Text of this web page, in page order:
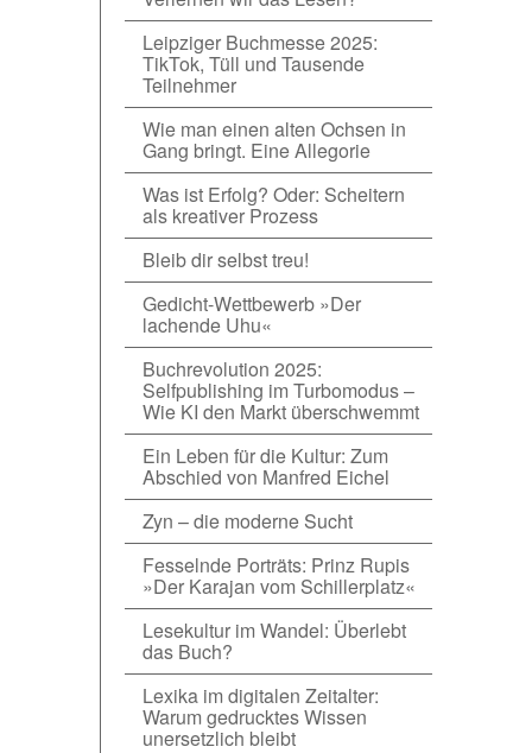
Leipziger Buchmesse 2025:
TikTok, Tüll und Tausende
Teilnehmer
Wie man einen alten Ochsen in
Gang bringt. Eine Allegorie
Was ist Erfolg? Oder: Scheitern
als kreativer Prozess
Bleib dir selbst treu!
Gedicht-Wettbewerb »Der
lachende Uhu«
Buchrevolution 2025:
Selfpublishing im Turbomodus –
Wie KI den Markt überschwemmt
Ein Leben für die Kultur: Zum
Abschied von Manfred Eichel
Zyn – die moderne Sucht
Fesselnde Porträts: Prinz Rupis
»Der Karajan vom Schillerplatz«
Lesekultur im Wandel: Überlebt
das Buch?
Lexika im digitalen Zeitalter:
Warum gedrucktes Wissen
unersetzlich bleibt